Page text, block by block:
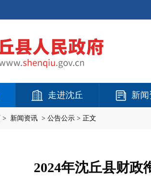
走进沈丘 新
> 新闻资讯 > 公告公示 > 正文
2024年沈丘县财